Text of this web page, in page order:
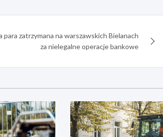
para zatrzymana na warszawskich Bielanach
za nielegalne operacje bankowe